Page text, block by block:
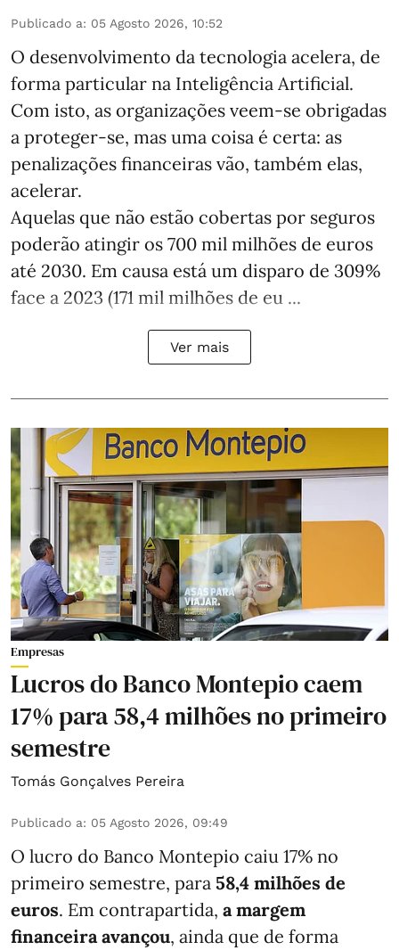
Publicado a: 05 Agosto 2026, 10:52
O desenvolvimento da tecnologia acelera, de
forma particular na Inteligência Artificial.
Com isto, as organizações veem-se obrigadas
a proteger-se, mas uma coisa é certa: as
penalizações financeiras vão, também elas,
acelerar.
Aquelas que não estão cobertas por seguros
poderão atingir os 700 mil milhões de euros
até 2030. Em causa está um disparo de 309%
face a 2023 (171 mil milhões de eu ...
Ver mais
Empresas
Lucros do Banco Montepio caem
17% para 58,4 milhões no primeiro
semestre
Tomás Gonçalves Pereira
Publicado a: 05 Agosto 2026, 09:49
O lucro do Banco Montepio caiu 17% no
primeiro semestre, para 58,4 milhões de
euros. Em contrapartida, a margem
financeira avançou, ainda que de forma